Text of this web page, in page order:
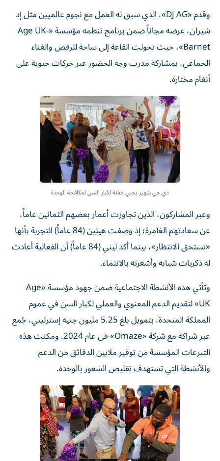
وقدم «DJ AG»، الذي سبق له العمل مع نجوم عالميين مثل إد
شيران، عرضه مجاناً ضمن برنامج تنظمه مؤسسة «Age UK-
Barnet»، حيث تحولت القاعة إلى ساحة للرقص والغناء
الجماعي، بمشاركة مدرب وجه الحضور عبر حركات حيوية على
أنغام مختارة.
دي جي شهير يحيي حفلة لكبار السن لمكافحة الوحدة
وعبر المشاركون، الذين تجاوزت أعمار بعضهم الثمانين عاماً،
عن سعادتهم الغامرة؛ إذ وصفت هيلين (84 عاماً) التجربة بأنها
«تستحق الانتظار»، بينما أكد ليني (84 عاماً) أن الفعالية أعادت
له ذكريات شبابه وأشعرته بالانتماء.
وتأتي هذه الأنشطة الاجتماعية ضمن جهود مؤسسة «Age
UK» لتقديم الدعم المعنوي والعملي لكبار السن في عموم
المملكة المتحدة، بتمويل بلغ 5.25 مليون جنيه إسترليني، جُمع
عبر شراكة مع شركة «Omaze» في عام 2024. ومكنت هذه
التبرعات المؤسسة من توفير ملايين الدقائق من الدعم
والأنشطة التي تستهدف تقليص الشعور بالوحدة.